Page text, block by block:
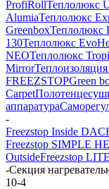
ProfiRollТеплолюкс
AlumiaТеплолюкс
GreenboxТеплолюкс
130Теплолюкс
NEOТеплолюкс
Mirror
FREEZSTOPGreen
Carpet
аппаратура
-
Freezstop Inside
Freezstop SIMPLE
OutsideFreezstop LITE
-Секция
10-4